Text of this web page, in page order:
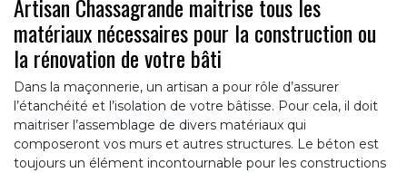
Artisan Chassagrande maitrise tous les
matériaux nécessaires pour la construction ou
la rénovation de votre bâti
Dans la maçonnerie, un artisan a pour rôle d’assurer
l’étanchéité et l’isolation de votre bâtisse. Pour cela, il doit
maitriser l’assemblage de divers matériaux qui
composeront vos murs et autres structures. Le béton est
toujours un élément incontournable pour les constructions